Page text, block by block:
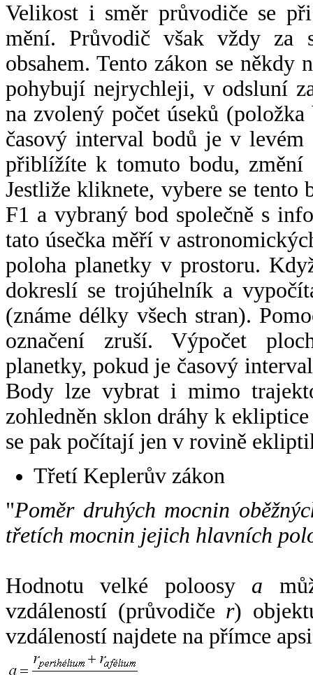
Velikost i směr průvodiče se
mění. Průvodič však vždy za
obsahem. Tento zákon se někdy
pohybují nejrychleji, v odsluní
na zvolený počet úseků
časový interval bodů je v
přiblížíte k tomuto bodu,
Jestliže kliknete, vybere se tento
F1 a vybraný bod společně s
tato úsečka měří v
poloha planetky v prostoru.
dokreslí se trojúhelník a
(známe délky všech stran).
označení zruší. Výpočet
planetky, pokud je časový
Body lze vybrat i mimo
zohledněn sklon dráhy k
se pak počítají jen v rovině
Třetí Keplerův zákon
"Poměr druhých mocnin
třetích mocnin jejich hlavních
Hodnotu velké poloosy a
vzdáleností (průvodiče r)
vzdáleností najdete na přímce